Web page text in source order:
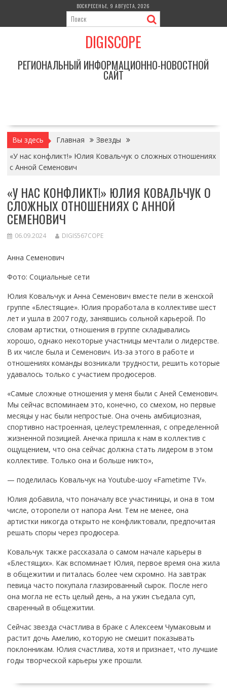
содержимому
ВОСКРЕСЕНЬЕ, 9 АВГУСТА, 2026
DIGISCOPE
РЕГИОНАЛЬНЫЙ ИНФОРМАЦИОННО-НОВОСТНОЙ
САЙТ
Вы здесь Главная
Звезды
«У нас конфликт!» Юлия Ковальчук о сложных отношениях
с Анной Семенович
«У НАС КОНФЛИКТ!» ЮЛИЯ КОВАЛЬЧУК О
СЛОЖНЫХ ОТНОШЕНИЯХ С АННОЙ
СЕМЕНОВИЧ
06.09.2024 DIGIS567COPE
Анна Семенович
Фото: Социальные сети
Юлия Ковальчук и Анна Семенович вместе пели в женской
группе «Блестящие». Юлия проработала в коллективе шест
лет и ушла в 2007 году, занявшись сольной карьерой. По
словам артистки, отношения в группе складывались
хорошо, однако некоторые участницы мечтали о лидерстве.
В их числе была и Семенович. Из-за этого в работе и
отношениях команды возникали трудности, решить которые
удавалось только с участием продюсеров.
«Самые сложные отношения у меня были с Аней Семенович.
Мы сейчас вспоминаем это, конечно, со смехом, но первые
месяцы у нас были непростые. Она очень амбициозная,
спортивно настроенная, целеустремленная, с определенной
жизненной позицией. Анечка пришла к нам в коллектив с
ощущением, что она сейчас должна стать лидером в этом
коллективе. Только она и больше никто»,
— поделилась Ковальчук на Youtube-шоу «Fametime TV».
Юлия добавила, что поначалу все участиницы, и она в том
числе, оторопели от напора Ани. Тем не менее, она
артистки никогда открыто не конфликтовали, предпочитая
решать споры через продюсера.
Ковальчук также рассказала о самом начале карьеры в
«Блестящих». Как вспоминает Юлия, первое время она жила
в общежитии и питалась более чем скромно. На завтрак
певица часто покупала глазированный сырок. После него
она могла не есть целый день, а на ужин съедала суп,
сваренный в общежитии.
Сейчас звезда счастлива в браке с Алексеем Чумаковым и
растит дочь Амелию, которую не смешит показывать
поклонникам. Юлия счастлива, хотя и признает, что лучшие
годы творческой карьеры уже прошли.